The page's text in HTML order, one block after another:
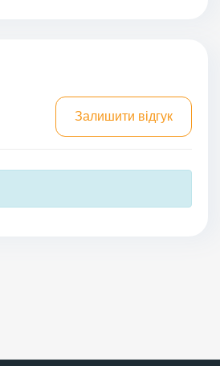
Залишити відгук